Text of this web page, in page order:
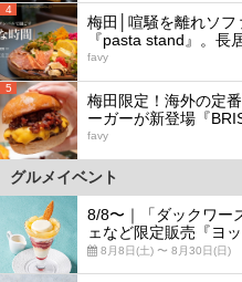
4
梅田│喧騒を離れソフ
『pasta stand』。長
favy
5
梅田限定！海外の定
ーガーが新登場『
favy
グルメイベント
8/8〜｜「ダックワー
ェなど限定販売『ヨ
8月8日(土) 〜 8月30日(日)